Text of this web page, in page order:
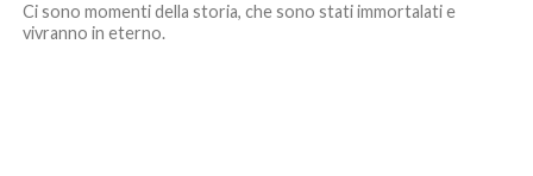
Ci sono momenti della storia, che sono stati immortalati e
vivranno in eterno.